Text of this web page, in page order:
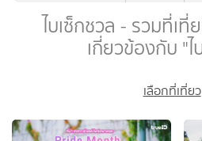
ไบเซ็กชวล - รวมที่เ
เกี่ยวข้องกับ "ไ
เลือกที่เที่ยว